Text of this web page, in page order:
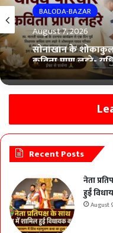
BALODA-BAZAR
August 7, 2026
सोनाखान के शोकाकुल
कविता प्राण लहरे-
Recent Posts
नेता
हुईं
August